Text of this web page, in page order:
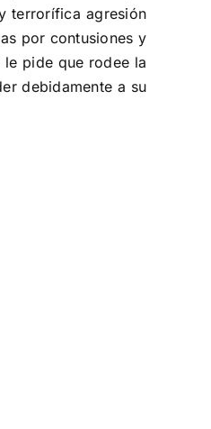
terrorífica agresión
por contusiones y
pide que rodee la
debidamente a su